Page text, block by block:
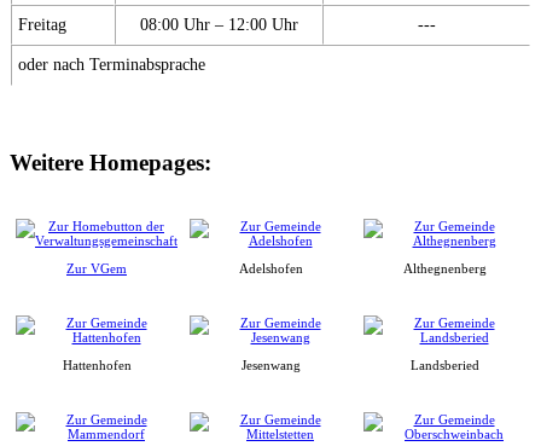
Freitag 08:00 Uhr – 12:00 Uhr ---
oder nach Terminabsprache
Weitere Homepages:
Zur VGem Adelshofen Althegnenberg
Hattenhofen Jesenwang Landsberied